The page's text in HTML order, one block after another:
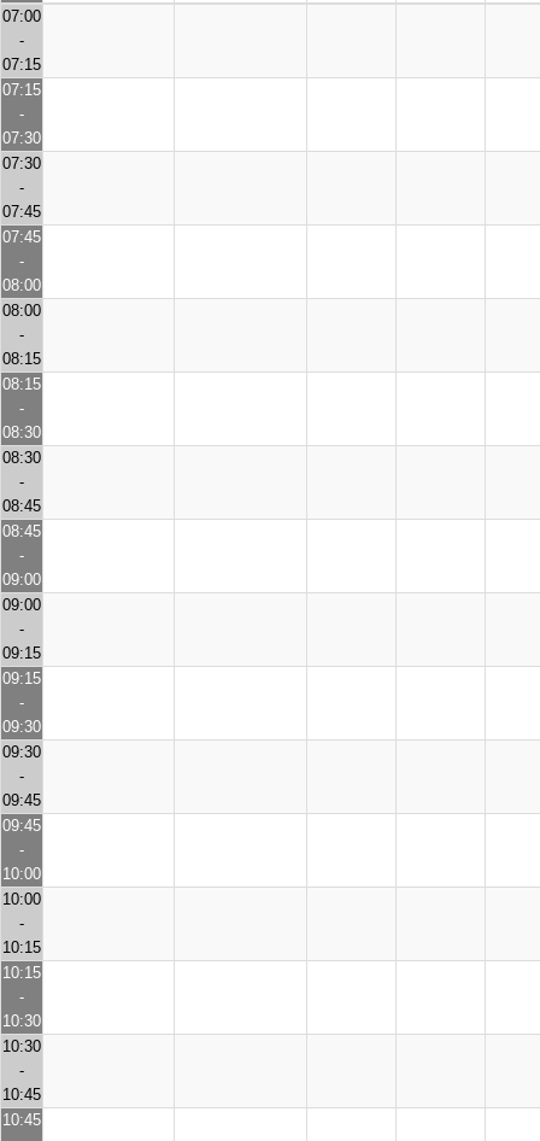
07:00
-
07:15
07:15
-
07:30
07:30
-
07:45
07:45
-
08:00
08:00
-
08:15
08:15
-
08:30
08:30
-
08:45
08:45
-
09:00
09:00
-
09:15
09:15
-
09:30
09:30
-
09:45
09:45
-
10:00
10:00
-
10:15
10:15
-
10:30
10:30
-
10:45
10:45